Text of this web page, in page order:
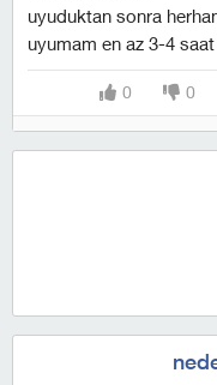
uyuduktan sonra
uyumam en az 3-4
0 0